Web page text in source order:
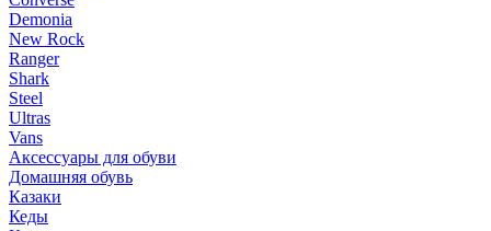
Demonia
New Rock
Ranger
Shark
Steel
Ultras
Vans
Аксессуары для обуви
Домашняя обувь
Казаки
Кеды